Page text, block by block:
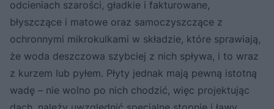
odcieniach szarości, gładkie i fakturowane,
błyszczące i matowe oraz samoczyszczące z
ochronnymi mikrokulkami w składzie, które sprawiają,
że woda deszczowa szybciej z nich spływa, i to wraz
z kurzem lub pyłem. Płyty jednak mają pewną istotną
wadę – nie wolno po nich chodzić, więc projektując